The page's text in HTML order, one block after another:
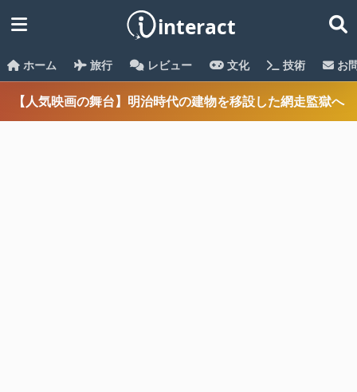
ホーム 旅行 レビュー 文化 技術 お
【人気映画の舞台】明治時代の建物を移設した網走監獄へ